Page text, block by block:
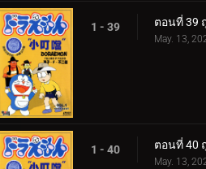
1 - 39 ตอนที่ 39
May. 13,
1 - 40
May. 13,